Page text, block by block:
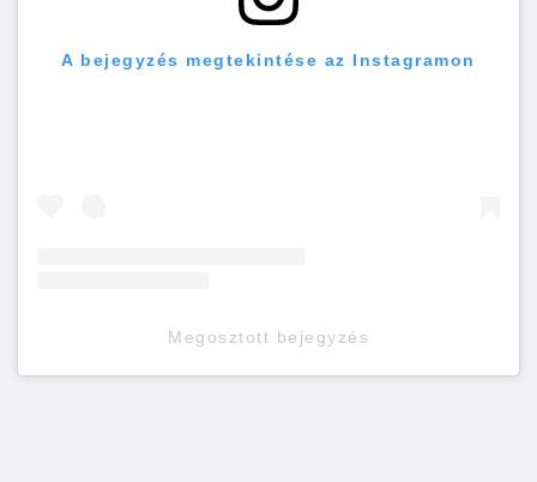
A bejegyzés megtekintése az Instagramon
Megosztott bejegyzés